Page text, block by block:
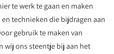
te werk te gaan en maken
technieken die bijdragen aan
gebruik te maken van
wij ons steentje bij aan het